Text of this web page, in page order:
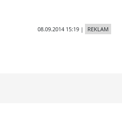
08.09.2014 15:19| REKLAM